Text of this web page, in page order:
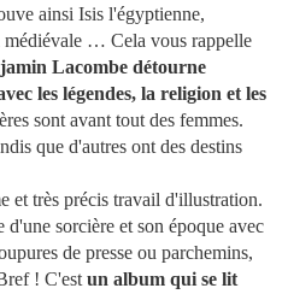
ainsi Isis l'égyptienne,
médiévale … Cela vous rappelle
Lacombe détourne
les légendes, la religion et les
sont avant tout des femmes.
que d'autres ont des destins
et très précis travail d'illustration.
sorcière et son époque avec
de presse ou parchemins,
! C'est un album qui se lit